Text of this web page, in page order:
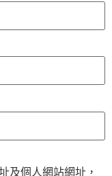
及個人網站網址，